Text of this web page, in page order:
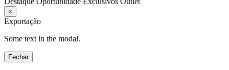
×
Exportação
Some text in the modal.
Fechar